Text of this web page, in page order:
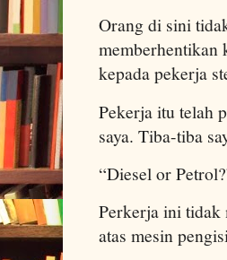
Orang di sini
memberhentikan
kepada pekerja
Pekerja itu telah
saya. Tiba-tiba
“Diesel or
Perkerja ini tidak
atas mesin